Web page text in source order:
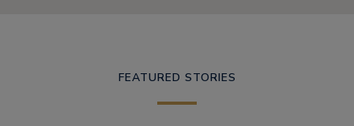
FEATURED STORIES